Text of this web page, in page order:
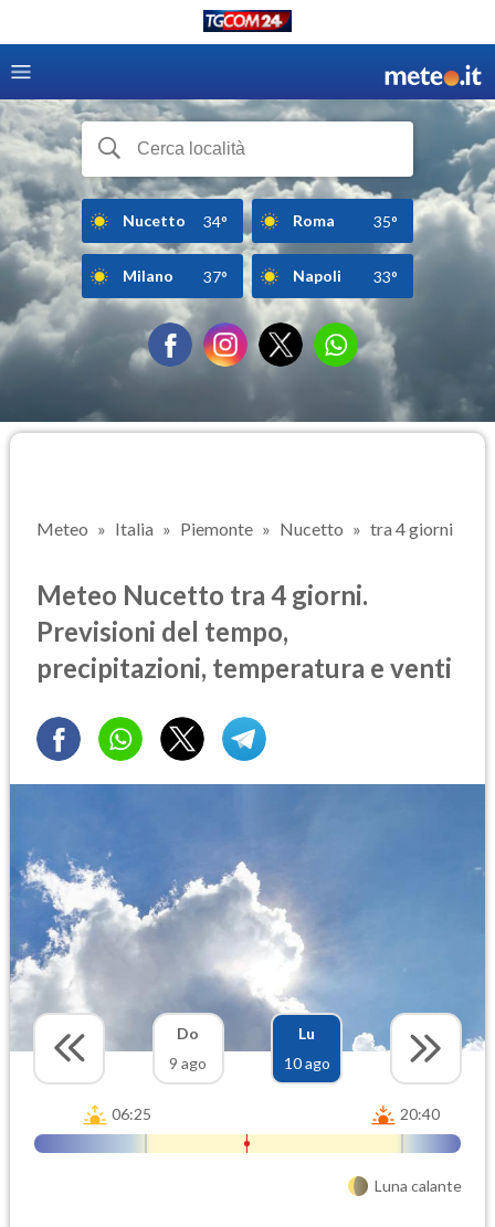
Nucetto 34° Roma 35°
Milano 37° Napoli 33°
Meteo Italia Piemonte Nucetto tra 4 giorni
Meteo Nucetto tra 4 giorni.
Previsioni del tempo,
precipitazioni, temperatura e venti
Do
9 ago
Lu
10 ago
06:25 20:40
Luna calante